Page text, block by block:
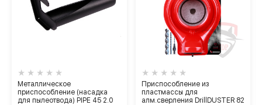
Металлическое
приспособление (насадка
для пылеотвода) PIPE 45 2.0
Приспособление из
пластмассы для
алм.сверления DrillDUSTER 82